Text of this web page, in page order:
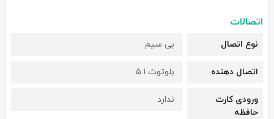
اتصالات
نوع اتصال بی سیم
اتصال دهنده بلوتوث 5.1
ورودی کارت
حافظه
ندارد